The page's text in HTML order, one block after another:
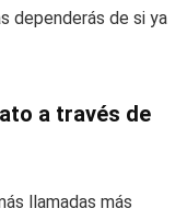
dependerás de si ya
a través de
llamadas más